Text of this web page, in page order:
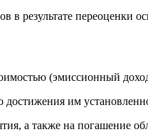
в результате переоценки
(эмиссионный
им
а также на погашение